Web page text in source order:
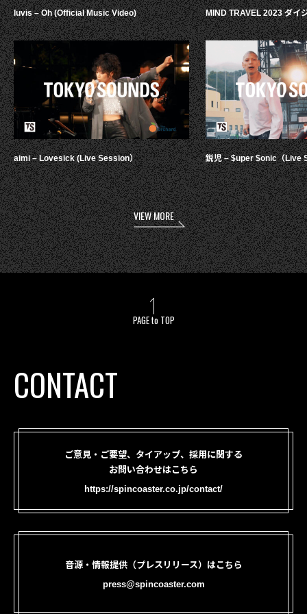
luvis – Oh (Official Music Video)
aimi – Lovesick (Live Session）
MIND TRAVEL 2023 ダイ
鋭児 – $uper $onic（Live
VIEW MORE
PAGE to TOP
CONTACT
ご意見・ご要望、タイアップ、採用に関する
お問い合わせはこちら
https://spincoaster.co.jp/contact/
音源・情報提供（プレスリリース）はこちら
press@spincoaster.com